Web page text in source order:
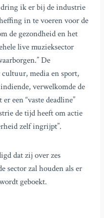
dring ik er bij de industrie
in te voeren voor de
de gezondheid en het
live muzieksector
De
media en sport,
verwelkomde de
een “vaste deadline”
de tijd heeft om actie
zelf ingrijpt”.
dat zij over zes
sector zal houden als er
geboekt.